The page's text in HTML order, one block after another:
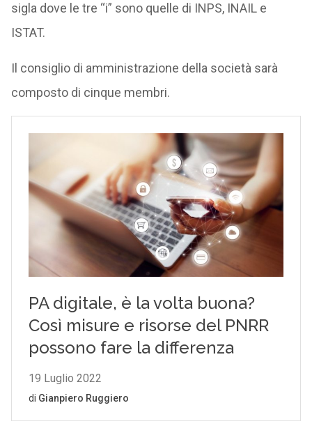
sigla dove le tre “i” sono quelle di INPS, INAIL e
ISTAT.
Il consiglio di amministrazione della società sarà
composto di cinque membri.